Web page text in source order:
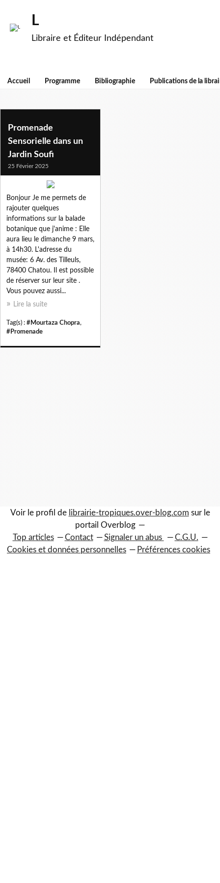
L
Libraire et Éditeur Indépendant
Accueil Programme Bibliographie Publications de la
promenade
Promenade
Sensorielle dans un
Jardin Soufi
25 Février 2025
Bonjour Je me permets de
rajouter quelques
informations sur la balade
botanique que j'anime : Elle
aura lieu le dimanche 9 mars,
à 14h30. L'adresse du
musée: 6 Av. des Tilleuls,
78400 Chatou. Il est possible
de réserver sur leur site .
Vous pouvez aussi...
Lire la suite
Tag(s) : #Mourtaza Chopra,
#Promenade
Voir le profil de librairie-tropiques.over-blog.com sur le
portail Overblog
Top articles
Contact Signaler un abus
C.G.U.
Cookies et données personnelles
Préférences cookies